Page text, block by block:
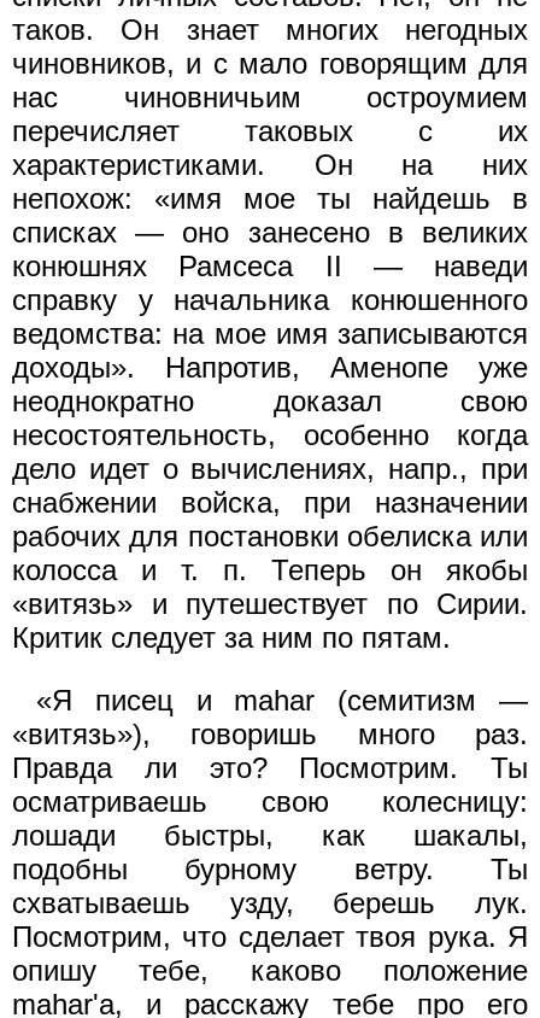
таков. Он знает многих негодных
чиновников, и с мало говорящим для
нас чиновничьим остроумием
перечисляет таковых с их
характеристиками. Он на них
непохож: «имя мое ты найдешь в
списках — оно занесено в великих
конюшнях Рамсеса II — наведи
справку у начальника конюшенного
ведомства: на мое имя записываются
доходы». Напротив, Аменопе уже
неоднократно доказал свою
несостоятельность, особенно когда
дело идет о вычислениях, напр., при
снабжении войска, при назначении
рабочих для постановки обелиска или
колосса и т. п. Теперь он якобы
«витязь» и путешествует по Сирии.
Критик следует за ним по пятам.
«Я писец и mahar (семитизм —
«витязь»), говоришь много раз.
Правда ли это? Посмотрим. Ты
осматриваешь свою колесницу:
лошади быстры, как шакалы,
подобны бурному ветру. Ты
схватываешь узду, берешь лук.
Посмотрим, что сделает твоя рука. Я
опишу тебе, каково положение
mahar'a, и расскажу тебе про его